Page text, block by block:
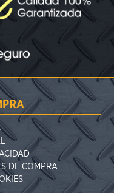
DE COMPRA